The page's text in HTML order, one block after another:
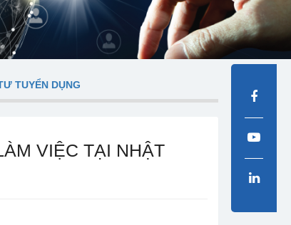
TUYỂN DỤNG
VIỆC TẠI NHẬT